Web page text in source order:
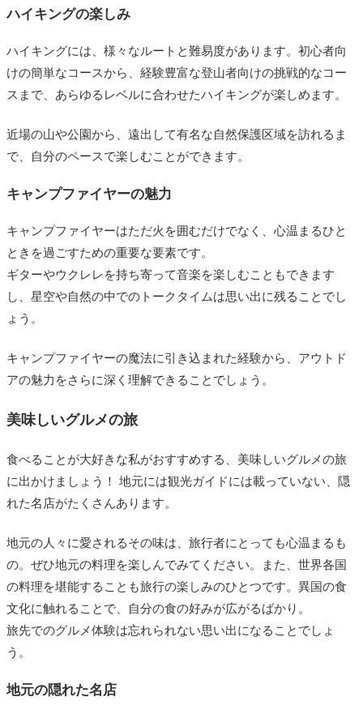
ハイキングの楽しみ
ハイキングには、様々なルートと難易度があります。初心者向
けの簡単なコースから、経験豊富な登山者向けの挑戦的なコー
スまで、あらゆるレベルに合わせたハイキングが楽しめます。
近場の山や公園から、遠出して有名な自然保護区域を訪れるま
で、自分のペースで楽しむことができます。
キャンプファイヤーの魅力
キャンプファイヤーはただ火を囲むだけでなく、心温まるひと
ときを過ごすための重要な要素です。
ギターやウクレレを持ち寄って音楽を楽しむこともできます
し、星空や自然の中でのトークタイムは思い出に残ることでし
ょう。
キャンプファイヤーの魔法に引き込まれた経験から、アウトド
アの魅力をさらに深く理解できることでしょう。
美味しいグルメの旅
食べることが大好きな私がおすすめする、美味しいグルメの旅
に出かけましょう！ 地元には観光ガイドには載っていない、隠
れた名店がたくさんあります。
地元の人々に愛されるその味は、旅行者にとっても心温まるも
の。ぜひ地元の料理を楽しんでみてください。また、世界各国
の料理を堪能することも旅行の楽しみのひとつです。異国の食
文化に触れることで、自分の食の好みが広がるばかり。
旅先でのグルメ体験は忘れられない思い出になることでしょ
う。
地元の隠れた名店